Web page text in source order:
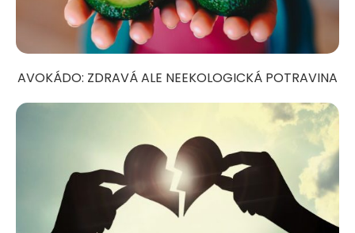
AVOKÁDO: ZDRAVÁ ALE NEEKOLOGICKÁ POTRAVINA